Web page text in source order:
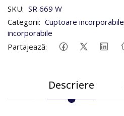
SKU: SR 669 W
Categorii: Cuptoare incorporabile
incorporabile
Partajează:
Descriere